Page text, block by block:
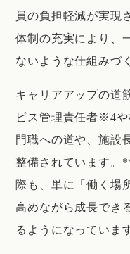
員の負担軽減が実現
体制の充実により、
ないような仕組みづ
キャリアアップの道
ビス管理責任者※4
門職への道や、施設
整備されています
際も、単に「働く場
高めながら成長でき
るようになっていま